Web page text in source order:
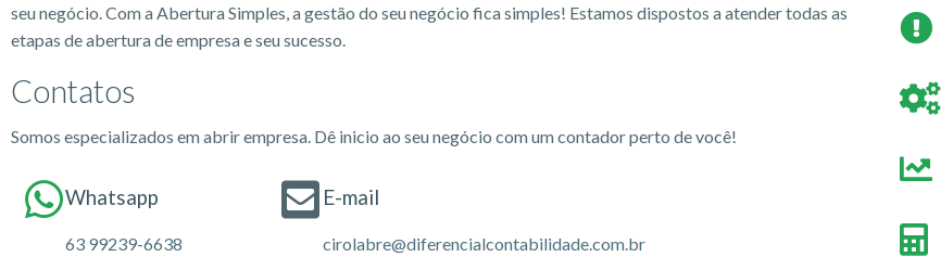
seu negócio. Com a Abertura Simples, a gestão do seu negócio fica simples! Estamos dispostos a atender todas as
etapas de abertura de empresa e seu sucesso.
Contatos
Somos especializados em abrir empresa. Dê inicio ao seu negócio com um contador perto de você!
Whatsapp
63 99239-6638
E-mail
cirolabre@diferencialcontabilidade.com.br